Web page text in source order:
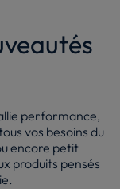
performance,
vos besoins du
encore petit
produits pensés